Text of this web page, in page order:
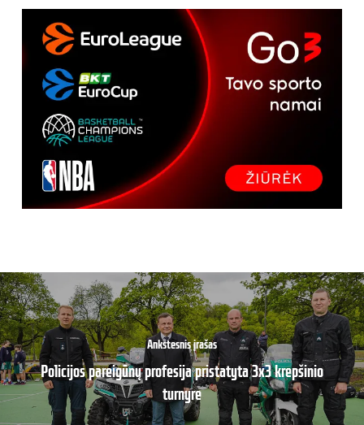
Ankstesnis įrašas
Policijos pareigūnų profesija pristatyta 3x3 krepšinio
turnyre